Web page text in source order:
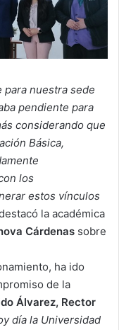
nuestra sede
pendiente para
considerando que
Básica,
los
estos vínculos
la académica
Cárdenas sobre
ha ido
de la
Álvarez, Rector
día la Universidad